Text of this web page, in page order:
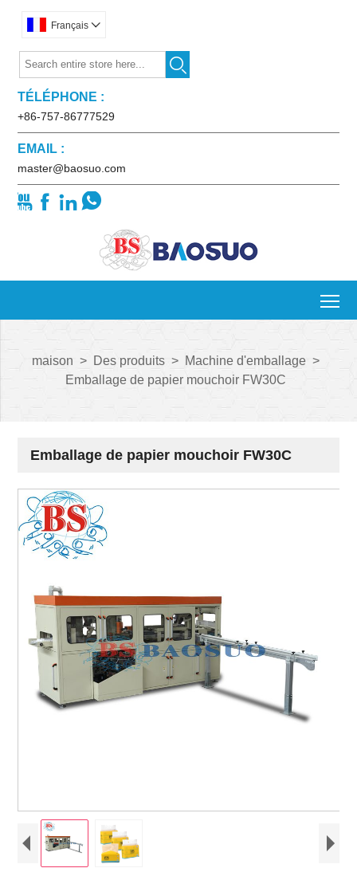
Français 

TÉLÉPHONE :
+86-757-86777529
EMAIL :
master@baosuo.com
   
maison > Des produits > Machine d'emballage >
Emballage de papier mouchoir FW30C
Emballage de papier mouchoir FW30C